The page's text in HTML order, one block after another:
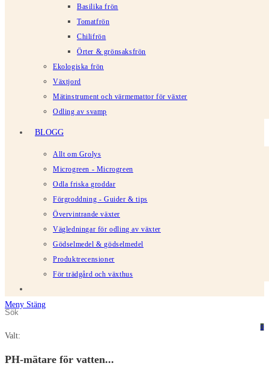
Basilika frön
Tomatfrön
Chilifrön
Örter & grönsaksfrön
Ekologiska frön
Växtjord
Mätinstrument och värmemattor för växter
Odling av svamp
BLOGG
Allt om Grolys
Microgreen - Microgreen
Odla friska groddar
Förgroddning - Guider & tips
Övervintrande växter
Vägledningar för odling av växter
Gödselmedel & gödselmedel
Produktrecensioner
För trädgård och växthus
0
Meny Stäng
Sök
webbplats
Valt:
PH-mätare för vatten...